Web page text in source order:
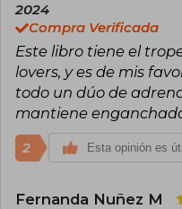
2024
Compra Verificada
Este libro tiene el
lovers, y es de mis
todo un dúo de
mantiene
2 Esta opinión es útil
Fernanda Nuñez M